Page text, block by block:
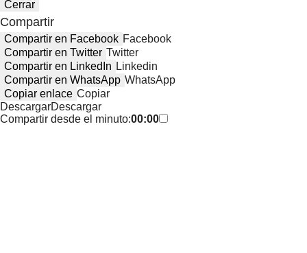
Cerrar
Compartir
Compartir en Facebook Facebook
Compartir en Twitter Twitter
Compartir en LinkedIn Linkedin
Compartir en WhatsApp WhatsApp
Copiar enlace Copiar
DescargarDescargar
Compartir desde el minuto:00:00